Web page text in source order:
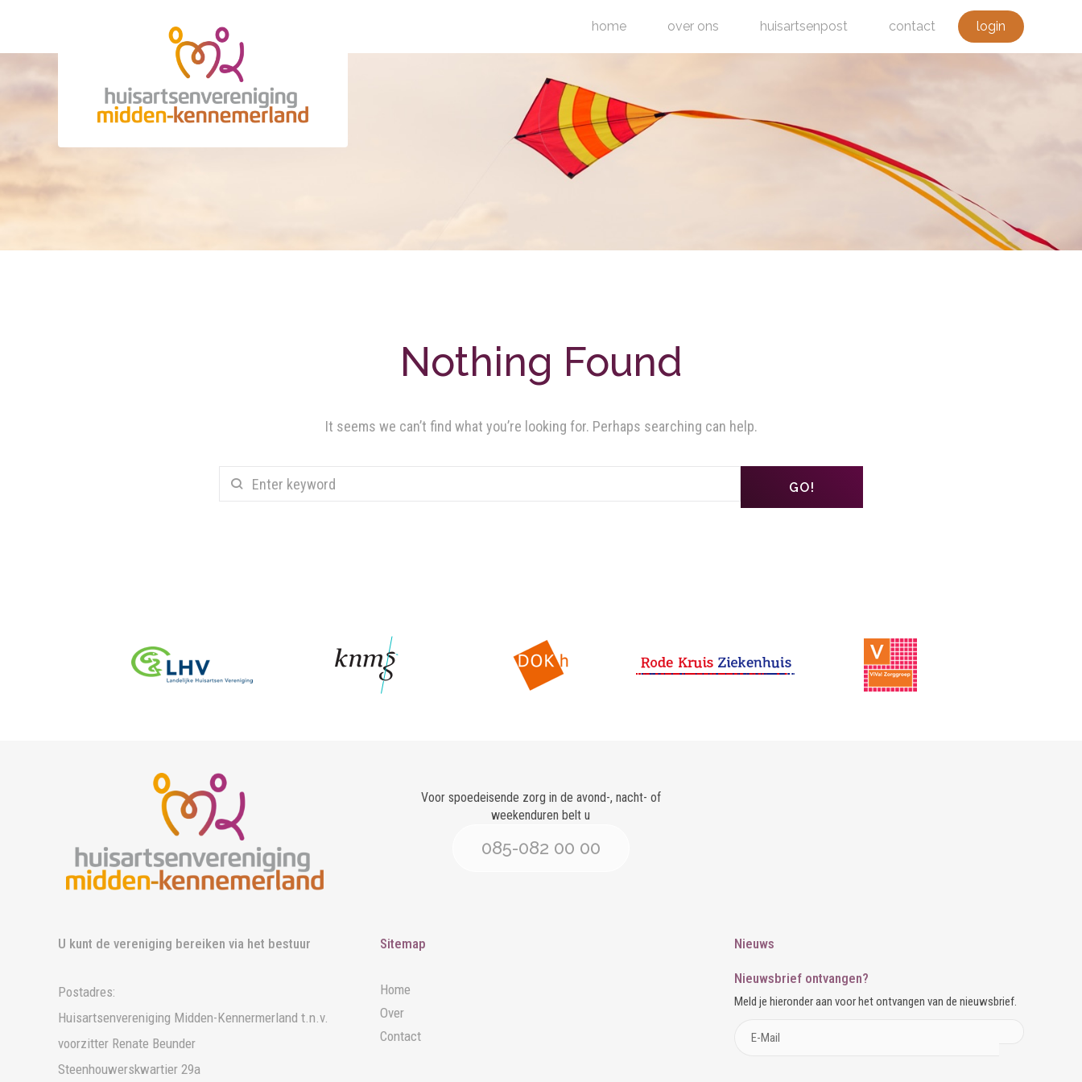
home over ons huisartsenpost contact login
Nothing Found
It seems we can’t find what you’re looking for. Perhaps searching can help.
GO!
Voor spoedeisende zorg in de avond-, nacht- of
weekenduren belt u
085-082 00 00
U kunt de vereniging bereiken via het bestuur
Postadres:
Huisartsenvereniging Midden-Kennermerland t.n.v.
voorzitter Renate Beunder
Steenhouwerskwartier 29a
Sitemap
Home
Over
Contact
Nieuws
Nieuwsbrief ontvangen?
Meld je hieronder aan voor het ontvangen van de nieuwsbrief.